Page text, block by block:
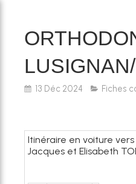
13 Déc 2024 Fiches
Itinéraire en voiture
Jacques et Elisabeth